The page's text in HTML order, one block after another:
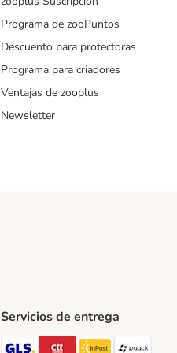
Programa de zooPuntos
Descuento para protectoras
Programa para criadores
Ventajas de zooplus
Newsletter
Servicios de entrega
GLS Shipping Method
CTTExpressInPost